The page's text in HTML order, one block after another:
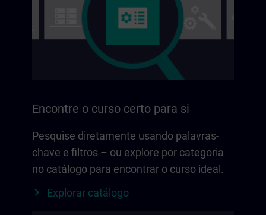
Encontre o curso certo para si
Pesquise diretamente usando palavras-
chave e filtros – ou explore por categoria
no catálogo para encontrar o curso ideal.
Explorar catálogo